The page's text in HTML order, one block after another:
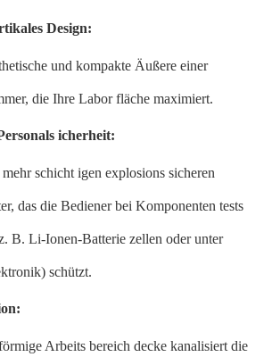
Design:
und kompakte Äußere einer
die Ihre Labor fläche maximiert.
icherheit:
schicht igen explosions sicheren
das die Bediener bei Komponenten tests
B. Li-Ionen-Batterie zellen oder unter
schützt.
Arbeits bereich decke kanalisiert die